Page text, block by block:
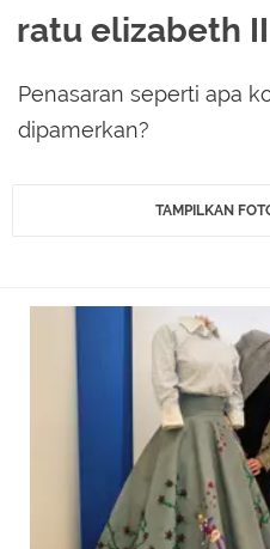
ratu elizabeth II
Penasaran seperti apa
dipamerkan?
TAMPILKAN